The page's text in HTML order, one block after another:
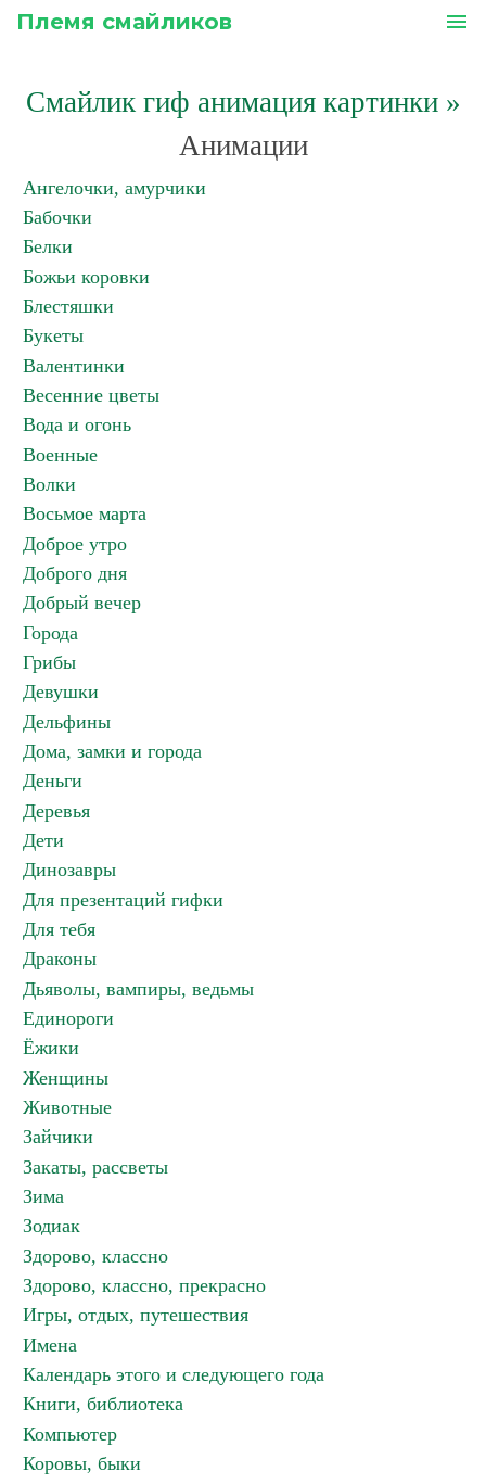
Племя смайликов menu
Смайлик гиф анимация картинки»
Анимации
Ангелочки, амурчики
Бабочки
Белки
Божьи коровки
Блестяшки
Букеты
Валентинки
Весенние цветы
Вода и огонь
Военные
Волки
Восьмое марта
Доброе утро
Доброго дня
Добрый вечер
Города
Грибы
Девушки
Дельфины
Дома, замки и города
Деньги
Деревья
Дети
Динозавры
Для презентаций гифки
Для тебя
Драконы
Дьяволы, вампиры, ведьмы
Единороги
Ёжики
Женщины
Животные
Зайчики
Закаты, рассветы
Зима
Зодиак
Здорово, классно
Здорово, классно, прекрасно
Игры, отдых, путешествия
Имена
Календарь этого и следующего года
Книги, библиотека
Компьютер
Коровы, быки